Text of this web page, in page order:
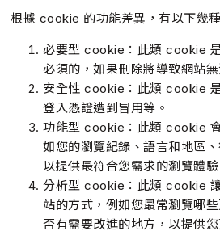
根據 cookie 的功能差異，有以下幾種
必要型 cookie：此類 cookie
必須的，如果刪除將導致網站無
安全性 cookie：此類 cookie
登入憑證遭到冒用等。
功能型 cookie：此類 cookie
如您的瀏覽紀錄、語言和地區
以提供最符合您需求的瀏覽體驗
分析型 cookie：此類 cookie
站的方式，例如您最常瀏覽哪
否有需要改進的地方，以提供您